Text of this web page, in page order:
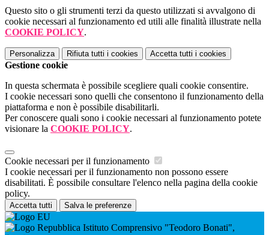
Questo sito o gli strumenti terzi da questo utilizzati si avvalgono di
cookie necessari al funzionamento ed utili alle finalità illustrate nella
COOKIE POLICY.
Personalizza Rifiuta tutti i cookies Accetta tutti i cookies
Gestione cookie
In questa schermata è possibile scegliere quali cookie consentire.
I cookie necessari sono quelli che consentono il funzionamento della
piattaforma e non è possibile disabilitarli.
Per conoscere quali sono i cookie necessari al funzionamento potete
visionare la COOKIE POLICY.
Cookie necessari per il funzionamento
I cookie necessari per il funzionamento non possono essere
disabilitati. È possibile consultare l'elenco nella pagina della cookie
policy.
Accetta tutti Salva le preferenze
Istituto Comprensivo "Teodoro Bonati",